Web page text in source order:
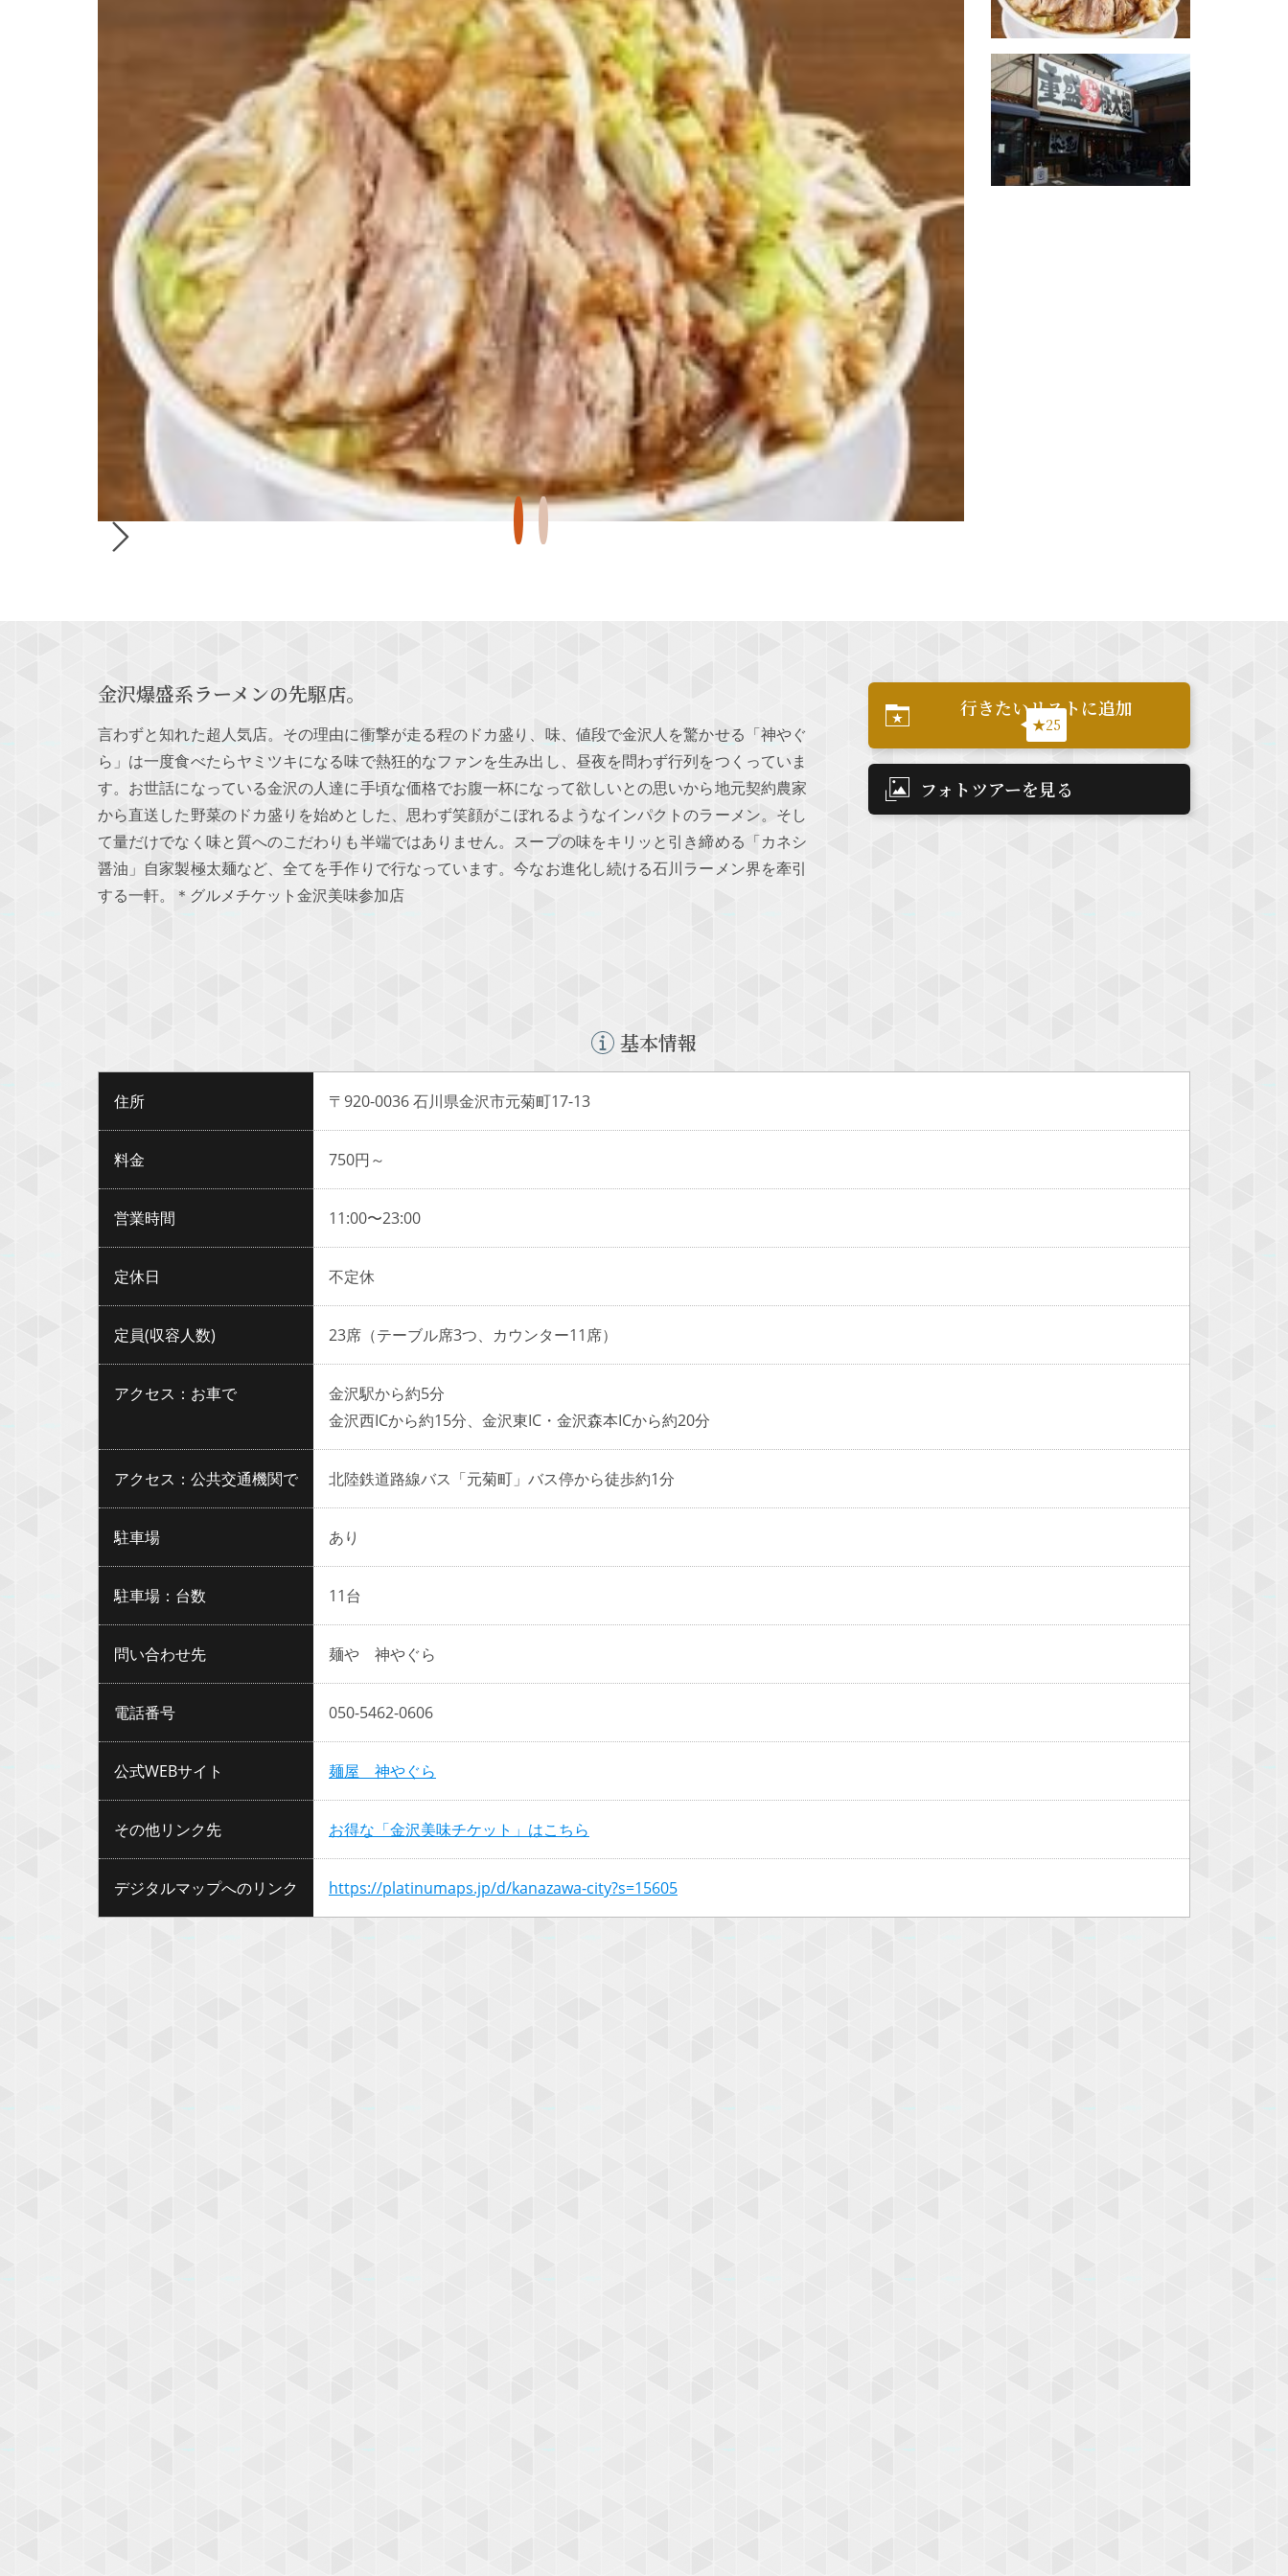
金沢爆盛系ラーメンの先駆店。
言わずと知れた超人気店。その理由に衝撃が走る程のドカ盛り、味、値段で金沢人を驚かせる「神やぐ
ら」は一度食べたらヤミツキになる味で熱狂的なファンを生み出し、昼夜を問わず行列をつくっていま
す。お世話になっている金沢の人達に手頃な価格でお腹一杯になって欲しいとの思いから地元契約農家
から直送した野菜のドカ盛りを始めとした、思わず笑顔がこぼれるようなインパクトのラーメン。そし
て量だけでなく味と質へのこだわりも半端ではありません。スープの味をキリッと引き締める「カネシ
醤油」自家製極太麺など、全てを手作りで行なっています。今なお進化し続ける石川ラーメン界を牽引
する一軒。＊グルメチケット金沢美味参加店
行きたいリストに追加
★25
フォトツアーを見る
基本情報
住所 〒920-0036 石川県金沢市元菊町17-13
料金 750円～
営業時間 11:00〜23:00
定休日 不定休
定員(収容人数) 23席（テーブル席3つ、カウンター11席）
アクセス：お車で
金沢駅から約5分
金沢西ICから約15分、金沢東IC・金沢森本ICから約20分
アクセス：公共交通機関で 北陸鉄道路線バス「元菊町」バス停から徒歩約1分
駐車場 あり
駐車場：台数 11台
問い合わせ先 麺や 神やぐら
電話番号 050-5462-0606
公式WEBサイト 麺屋 神やぐら
その他リンク先 お得な「金沢美味チケット」はこちら
デジタルマップへのリンク https://platinumaps.jp/d/kanazawa-city?s=15605